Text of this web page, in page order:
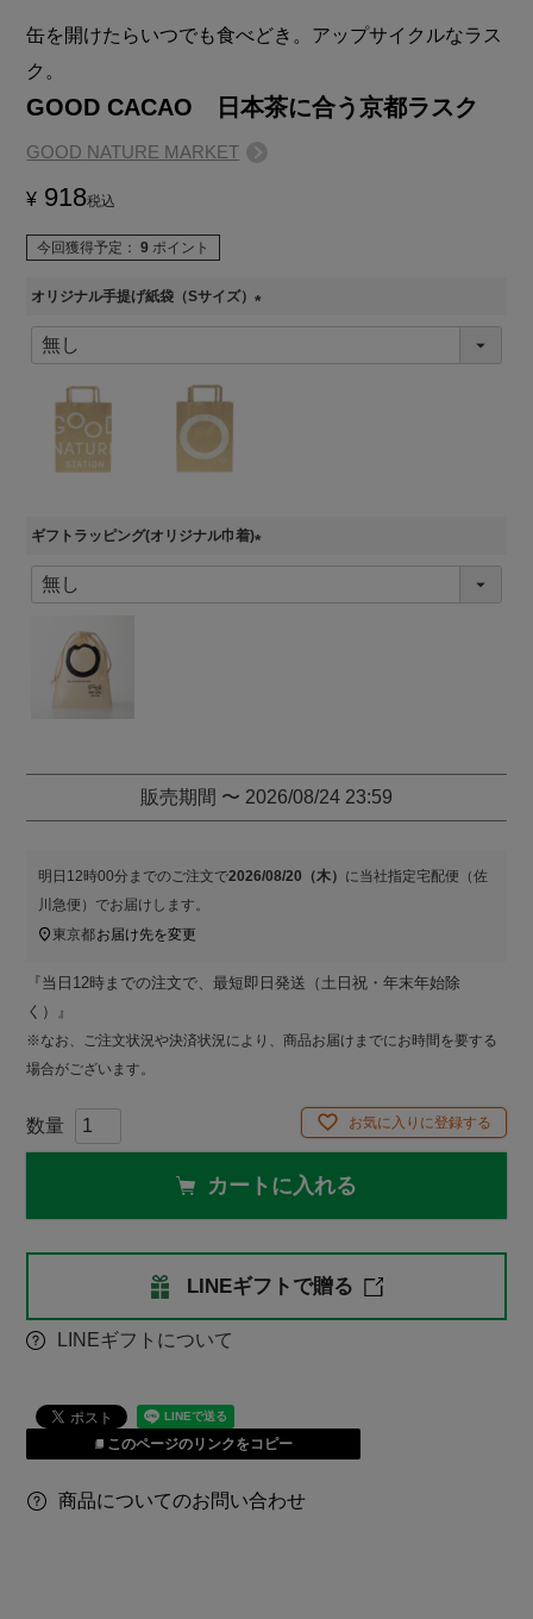
缶を開けたらいつでも食べどき。アップサイクルなラス
ク。
GOOD CACAO 日本茶に合う京都ラスク
GOOD NATURE MARKET
¥ 918税込
今回獲得予定： 9 ポイント
オリジナル手提げ紙袋（Sサイズ）
(
ギフトラッピング(オリジナル巾着)
(
販売期間 〜 2026/08/24 23:59
明日 12時00分 までのご注文で2026/08/20（木） に当社指定宅配便（佐
川急便） でお届けします。
東京都お届け先を変更
『当日12時までの注文で、最短即日発送（土日祝・年末年始除
く）』
※なお、ご注文状況や決済状況により、商品お届けまでにお時間を要する
場合がございます。
お気に入りに登録する
カートに入れる
LINEギフトで贈る
LINEギフトについて
このページのリンクをコピー
商品についてのお問い合わせ